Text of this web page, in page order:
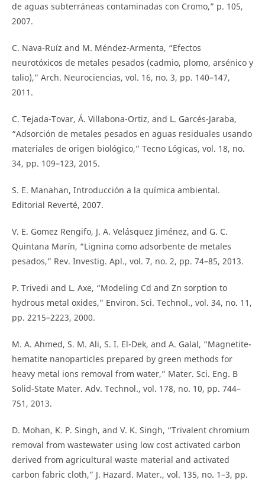
de aguas subterráneas contaminadas con Cromo,” p. 105,
2007.
C. Nava-Ruíz and M. Méndez-Armenta, “Efectos
neurotóxicos de metales pesados (cadmio, plomo, arsénico y
talio),” Arch. Neurociencias, vol. 16, no. 3, pp. 140–147,
2011.
C. Tejada-Tovar, Á. Villabona-Ortiz, and L. Garcés-Jaraba,
“Adsorción de metales pesados en aguas residuales usando
materiales de origen biológico,” Tecno Lógicas, vol. 18, no.
34, pp. 109–123, 2015.
S. E. Manahan, Introducción a la química ambiental.
Editorial Reverté, 2007.
V. E. Gomez Rengifo, J. A. Velásquez Jiménez, and G. C.
Quintana Marín, “Lignina como adsorbente de metales
pesados,” Rev. Investig. Apl., vol. 7, no. 2, pp. 74–85, 2013.
P. Trivedi and L. Axe, “Modeling Cd and Zn sorption to
hydrous metal oxides,” Environ. Sci. Technol., vol. 34, no. 11,
pp. 2215–2223, 2000.
M. A. Ahmed, S. M. Ali, S. I. El-Dek, and A. Galal, “Magnetite-
hematite nanoparticles prepared by green methods for
heavy metal ions removal from water,” Mater. Sci. Eng. B
Solid-State Mater. Adv. Technol., vol. 178, no. 10, pp. 744–
751, 2013.
D. Mohan, K. P. Singh, and V. K. Singh, “Trivalent chromium
removal from wastewater using low cost activated carbon
derived from agricultural waste material and activated
carbon fabric cloth,” J. Hazard. Mater., vol. 135, no. 1–3, pp.